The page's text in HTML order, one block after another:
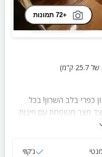
+72 תמונות
ק"מ)
כפרי בלב השרון! בכל
חצר מטופחת עם פינות
ממרכז הארץ.
ג‘קוזי